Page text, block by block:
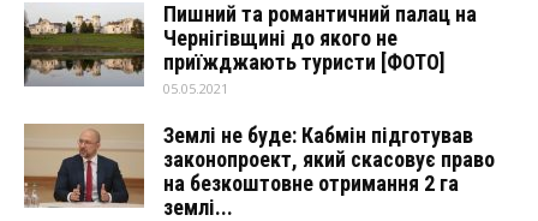
Пишний та романтичний палац на
Чернігівщині до якого не
приїжджають туристи [ФОТО]
05.05.2021
Землі не буде: Кабмін підготував
законопроект, який скасовує право
на безкоштовне отримання 2 га
землі...